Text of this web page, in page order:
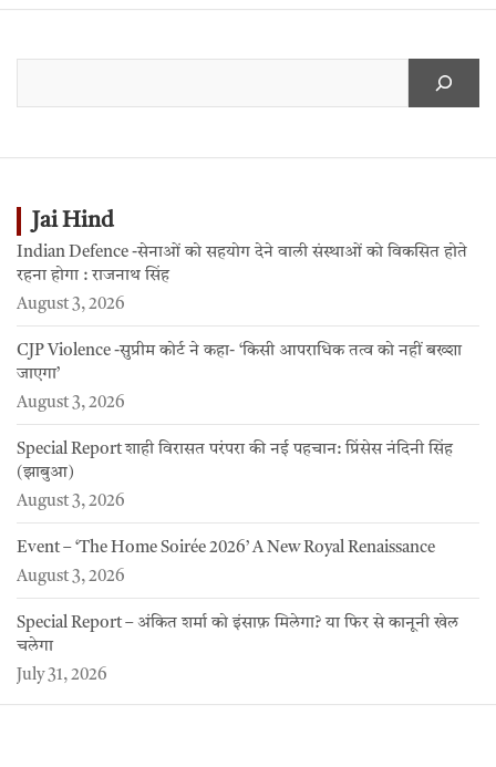
Jai Hind
Indian Defence -सेनाओं को सहयोग देने वाली संस्थाओं को विकसित होते
रहना होगा : राजनाथ सिंह
August 3, 2026
CJP Violence -सुप्रीम कोर्ट ने कहा- ‘किसी आपराधिक तत्व को नहीं बख्शा
जाएगा’
August 3, 2026
Special Report शाही विरासत परंपरा की नई पहचान: प्रिंसेस नंदिनी सिंह
(झाबुआ)
August 3, 2026
Event – ‘The Home Soirée 2026’ A New Royal Renaissance
August 3, 2026
Special Report – अंकित शर्मा को इंसाफ़ मिलेगा? या फिर से कानूनी खेल
चलेगा
July 31, 2026